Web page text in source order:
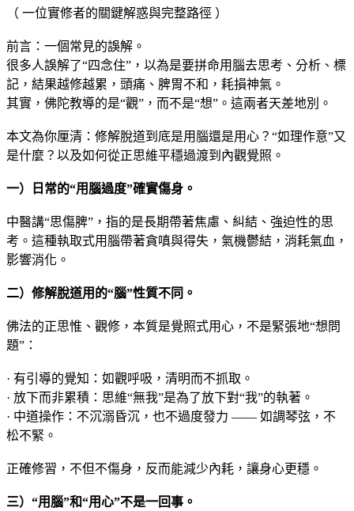
（ 一位實修者的關鍵解惑與完整路徑 ）
前言：一個常見的誤解。
很多人誤解了“四念住”，以為是要拼命用腦去思考、分析、標
記，結果越修越累，頭痛、脾胃不和，耗損神氣。
其實，佛陀教導的是“觀”，而不是“想”。這兩者天差地別。
本文為你厘清：修解脫道到底是用腦還是用心？“如理作意”又
是什麼？以及如何從正思維平穩過渡到內觀覺照。
一）日常的“用腦過度”確實傷身。
中醫講“思傷脾”，指的是長期帶著焦慮、糾結、強迫性的思
考。這種執取式用腦帶著貪嗔與得失，氣機鬱結，消耗氣血，
影響消化。
二）修解脫道用的“腦”性質不同。
佛法的正思惟、觀修，本質是覺照式用心，不是緊張地“想問
題”：
· 有引導的覺知：如觀呼吸，清明而不抓取。
· 放下而非累積：思維“無我”是為了放下對“我”的執著。
· 中道操作：不沉溺昏沉，也不過度發力 —— 如調琴弦，不
松不緊。
正確修習，不但不傷身，反而能減少內耗，讓身心更穩。
三）“用腦”和“用心”不是一回事。